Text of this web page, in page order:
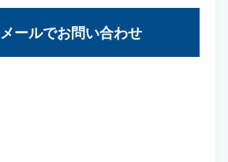
メールでお問い合わせ